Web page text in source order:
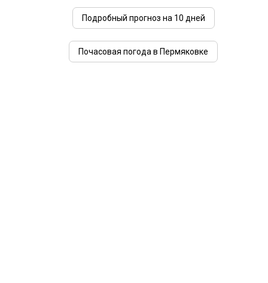
Подробный прогноз на 10 дней
Почасовая погода в Пермяковке